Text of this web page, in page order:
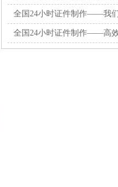
全国24小时证件制作——我
全国24小时证件制作——高